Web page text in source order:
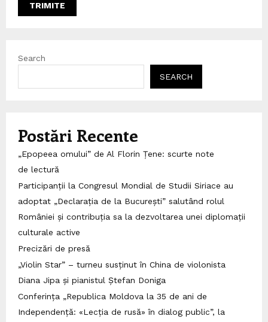
Search
SEARCH
Postări Recente
„Epopeea omului” de Al Florin Țene: scurte note
de lectură
Participanții la Congresul Mondial de Studii Siriace au
adoptat „Declarația de la București” salutând rolul
României și contribuția sa la dezvoltarea unei diplomații
culturale active
Precizări de presă
„Violin Star” – turneu susținut în China de violonista
Diana Jipa și pianistul Ștefan Doniga
Conferința „Republica Moldova la 35 de ani de
Independență: «Lecția de rusă» în dialog public”, la